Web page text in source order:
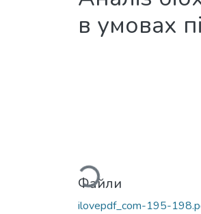
в умовах
Вантажиться...
Файли
ilovepdf_com-195-